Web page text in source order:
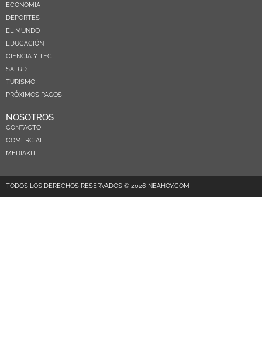
ECONOMIA
DEPORTES
EL MUNDO
EDUCACIÓN
CIENCIA Y TEC
SALUD
TURISMO
PRÓXIMOS PAGOS
NOSOTROS
CONTACTO
COMERCIAL
MEDIAKIT
TODOS LOS DERECHOS RESERVADOS © 2026 NEAHOY.COM